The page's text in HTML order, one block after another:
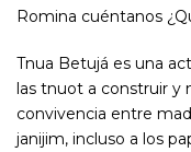
Romina cuéntanos
Tnua Betujá es una
las tnuot a construir y
convivencia entre
janijim, incluso a los